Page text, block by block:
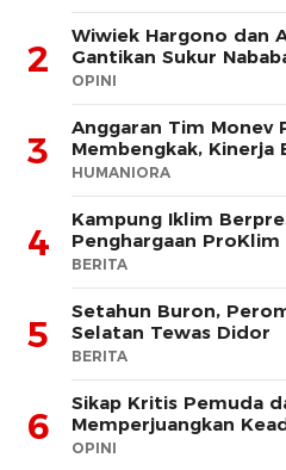
2
Wiwiek Hargono dan
Gantikan Sukur
OPINI
3
Anggaran Tim Monev
Membengkak,
HUMANIORA
4
Kampung Iklim
Penghargaan ProKlim
BERITA
5
Setahun Buron,
Selatan Tewas Didor
BERITA
6
Sikap Kritis Pemuda
Memperjuangkan
OPINI